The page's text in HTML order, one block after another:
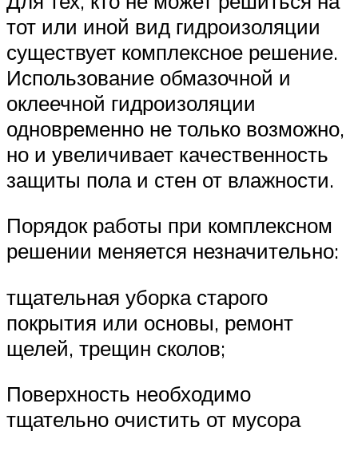
тот или иной вид гидроизоляции
существует комплексное решение.
Использование обмазочной и
оклеечной гидроизоляции
одновременно не только возможно,
но и увеличивает качественность
защиты пола и стен от влажности.
Порядок работы при комплексном
решении меняется незначительно:
тщательная уборка старого
покрытия или основы, ремонт
щелей, трещин сколов;
Поверхность необходимо
тщательно очистить от мусора